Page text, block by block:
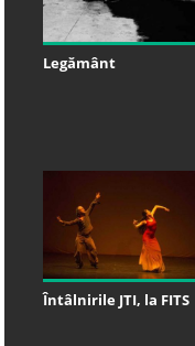
Legământ
Întâlnirile JTI, la FITS